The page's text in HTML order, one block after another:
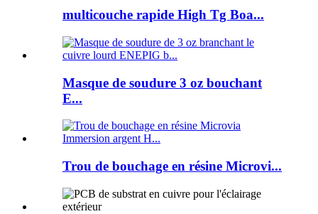
multicouche rapide High Tg Boa...
Masque de soudure 3 oz bouchant
E...
Trou de bouchage en résine Microvi...